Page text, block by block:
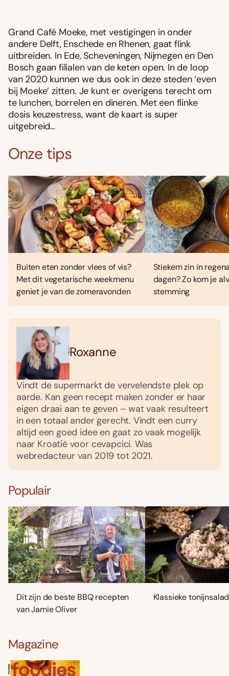
Grand Café Moeke, met vestigingen in onder
andere Delft, Enschede en Rhenen, gaat flink
uitbreiden. In Ede, Scheveningen, Nijmegen en Den
Bosch gaan filialen van de keten open. In de loop
van 2020 kunnen we dus ook in deze steden ‘even
bij Moeke’ zitten. Je kunt er overigens terecht om
te lunchen, borrelen en dineren. Met een flinke
dosis keuzestress, want de kaart is super
uitgebreid…
Onze tips
Buiten eten zonder vlees of vis?
Met dit vegetarische weekmenu
geniet je van de zomeravonden
Stiekem zin in
dagen? Zo kom je
stemming
Roxanne
Vindt de supermarkt de vervelendste plek op
aarde. Kan geen recept maken zonder er haar
eigen draai aan te geven – wat vaak resulteert
in een totaal ander gerecht. Vindt een curry
altijd een goed idee en gaat zo vaak mogelijk
naar Kroatië voor cevapcici. Was
webredacteur van 2019 tot 2021.
Populair
Dit zijn de beste BBQ recepten
van Jamie Oliver
Klassieke
Magazine